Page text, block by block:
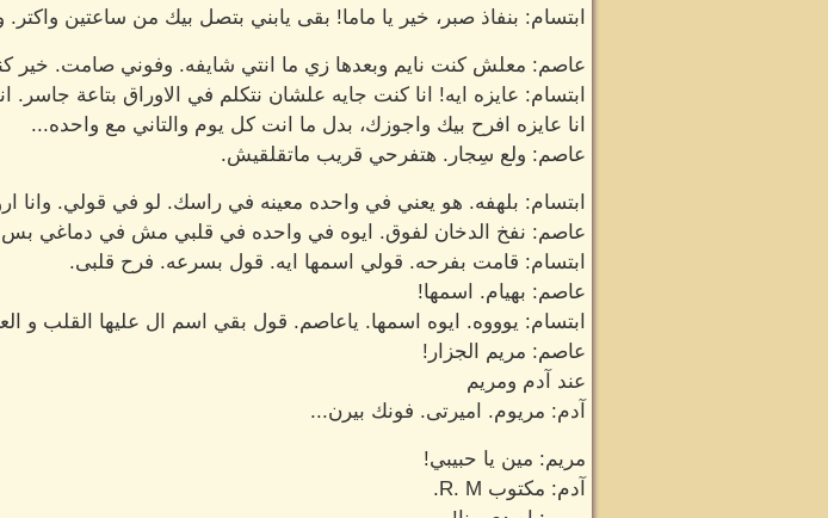
ابتسام: بنفاذ صبر، خير يا ماما! بقى يابني بتصل بيك من ساعتين
عاصم: معلش كنت نايم وبعدها زي ما انتي شايفه. وفوني صامت. خير
ابتسام: عايزه ايه! انا كنت جايه علشان نتكلم في الاوراق بتاعة
انا عايزه افرح بيك واجوزك، بدل ما انت كل يوم والتاني مع واحده...
عاصم: ولع سِجار. هتفرحي قريب ماتقلقيش.
ابتسام: بلهفه. هو يعني في واحده معينه في راسك. لو في قولي. وانا
عاصم: نفخ الدخان لفوق. ايوه في واحده في قلبي مش في دماغي
ابتسام: قامت بفرحه. قولي اسمها ايه. قول بسرعه. فرح قلبى.
عاصم: بهيام. اسمها!
ابتسام: يوووه. ايوه اسمها. ياعاصم. قول بقي اسم ال عليها القلب و
عاصم: مريم الجزار!
عند آدم ومريم
آدم: مريوم. اميرتى. فونك بيرن...
مريم: مين يا حبيبي!
آدم: مكتوب R. M.